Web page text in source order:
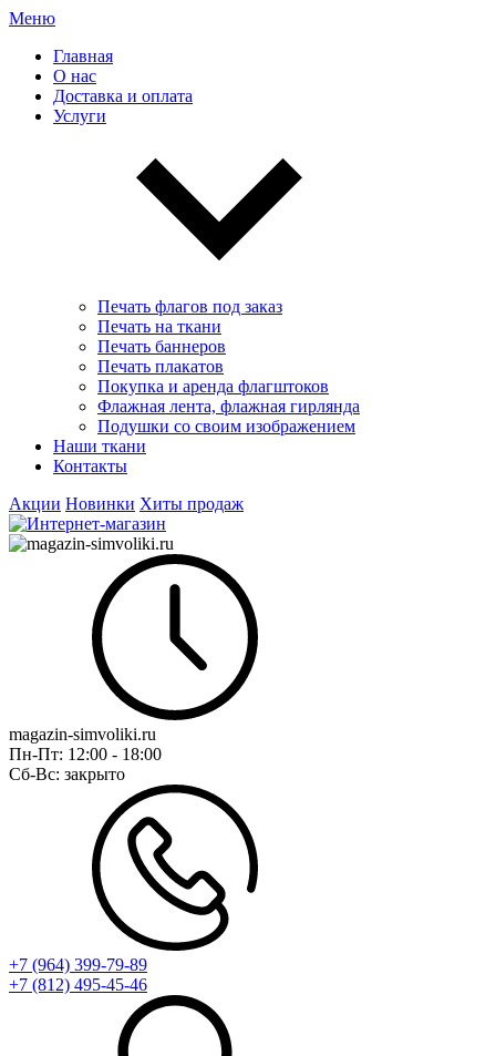
Меню
Главная
О нас
Доставка и оплата
Услуги
Печать флагов под заказ
Печать на ткани
Печать баннеров
Печать плакатов
Покупка и аренда флагштоков
Флажная лента, флажная гирлянда
Подушки со своим изображением
Наши ткани
Контакты
Акции Новинки Хиты продаж
magazin-simvoliki.ru
Пн-Пт: 12:00 - 18:00
Сб-Вс: закрыто
+7 (964) 399-79-89
+7 (812) 495-45-46